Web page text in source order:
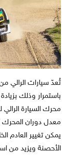
تُعدّ سيارات الرالي
باستمرار وذلك
محرك السيارة
معدل دوران المحرك
يمكن تغيير العادم
الأحصنة ويزيد من